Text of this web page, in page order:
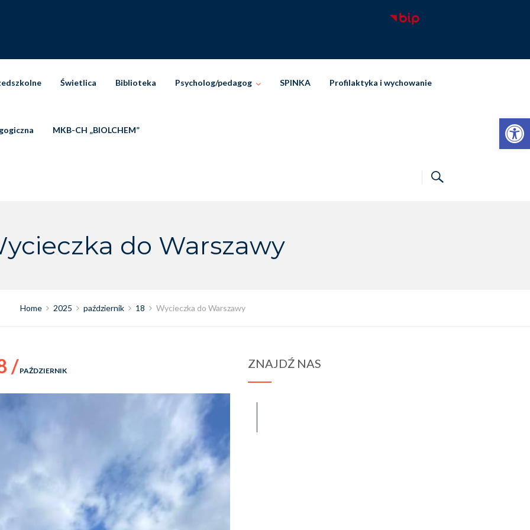
Otwórz pasek narzędzi
Świetlica Biblioteka Psycholog/pedagog SPINKA Profilaktyka i wychowanie
MKB-CH „BIOLCHEM”
do Warszawy
Home 2025 październik 18 Wycieczka do Warszawy
/ PAŹDZIERNIK
ZNAJDŹ NAS